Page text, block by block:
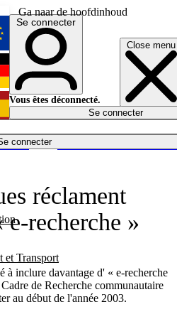
Ga naar de hoofdinhoud
Close menu
connecter
et Transport
English
Deutsch
Español
Se connecter
Vous êtes déconnecté.
Se connecter
réclament
e-recherche »
à inclure davantage d' « e-recherche
de Recherche communautaire
au début de l'année 2003.